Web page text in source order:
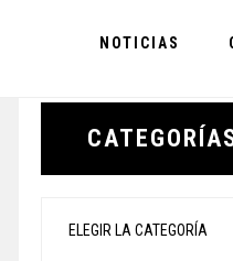
NOTICIAS
Primary